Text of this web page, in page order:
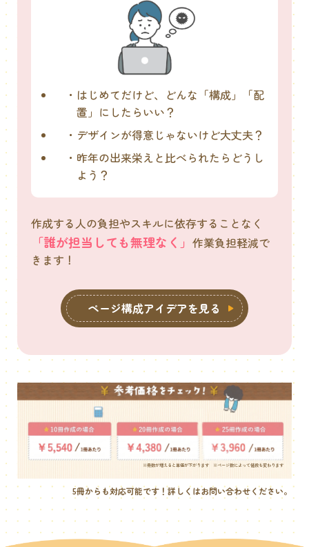
はじめてだけど、どんな「構成」「配
置」にしたらいい？
デザインが得意じゃないけど大丈夫？
昨年の出来栄えと比べられたらどうし
よう？
作成する人の負担やスキルに依存することなく
「誰が担当しても無理なく」作業負担軽減で
きます！
ページ構成アイデアを見る
※冊数が増えると単価が下がります ※ページ数によって値段も変わります
5冊からも対応可能です！詳しくはお問い合わせください。